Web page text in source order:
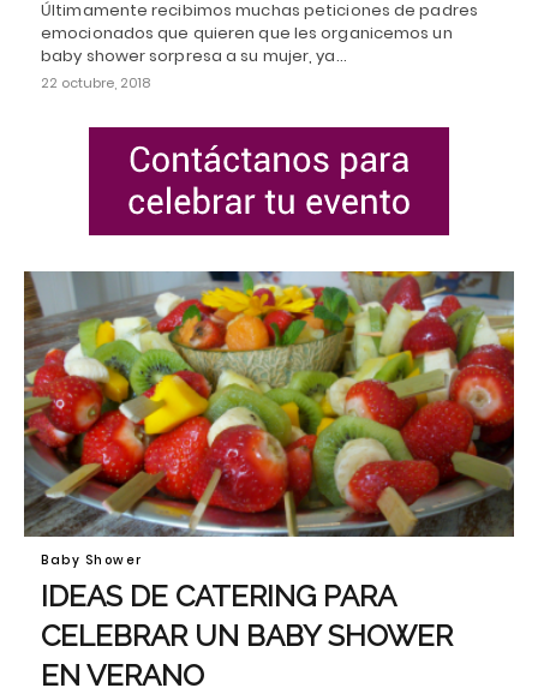
Últimamente recibimos muchas peticiones de padres
emocionados que quieren que les organicemos un
baby shower sorpresa a su mujer, ya…
22 octubre, 2018
Baby Shower
IDEAS DE CATERING PARA
CELEBRAR UN BABY SHOWER
EN VERANO